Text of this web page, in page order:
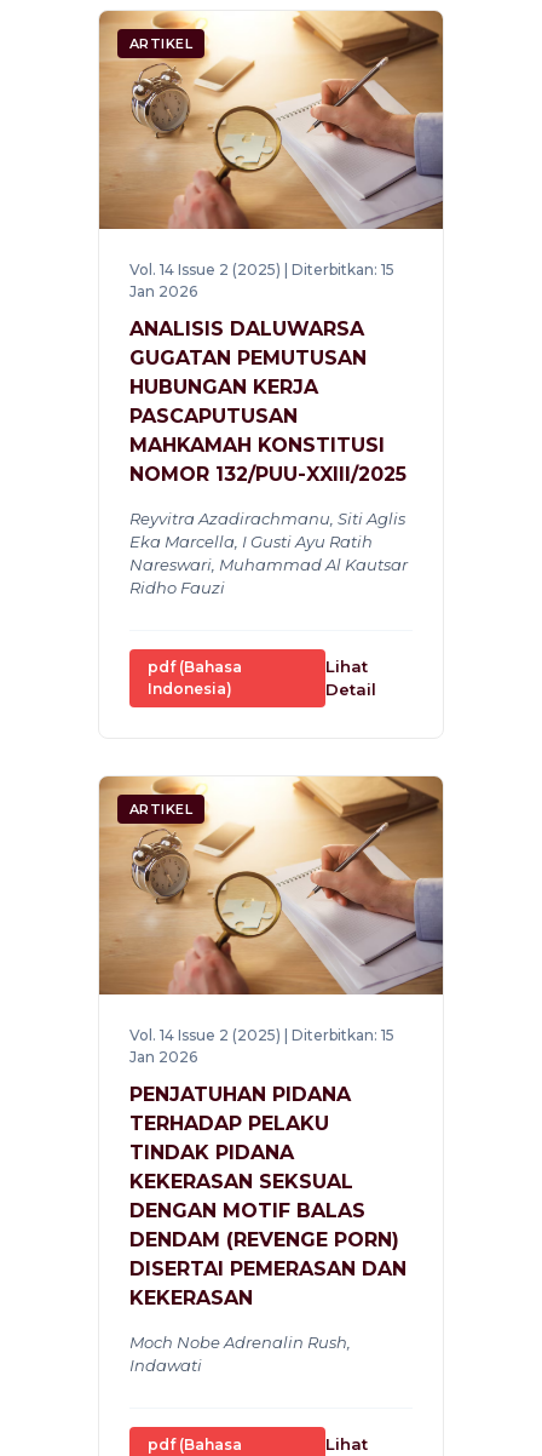
ARTIKEL
Vol. 14 Issue 2 (2025) | Diterbitkan: 15
Jan 2026
ANALISIS DALUWARSA
GUGATAN PEMUTUSAN
HUBUNGAN KERJA
PASCAPUTUSAN
MAHKAMAH KONSTITUSI
NOMOR 132/PUU-XXIII/2025
Reyvitra Azadirachmanu, Siti Aglis
Eka Marcella, I Gusti Ayu Ratih
Nareswari, Muhammad Al Kautsar
Ridho Fauzi
pdf (Bahasa
Indonesia)
Lihat
Detail
ARTIKEL
Vol. 14 Issue 2 (2025) | Diterbitkan: 15
Jan 2026
PENJATUHAN PIDANA
TERHADAP PELAKU
TINDAK PIDANA
KEKERASAN SEKSUAL
DENGAN MOTIF BALAS
DENDAM (REVENGE PORN)
DISERTAI PEMERASAN DAN
KEKERASAN
Moch Nobe Adrenalin Rush,
Indawati
pdf (Bahasa
Lihat